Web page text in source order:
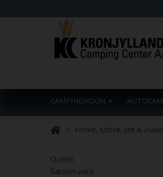
CAMPINGVOGN
Fortelt, lufttelt, telt &
Outlet
Sæson vare